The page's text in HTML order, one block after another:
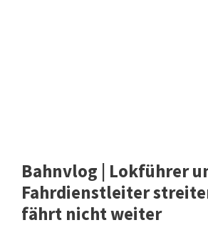
Bahnvlog | Lokführer
Fahrdienstleiter
fährt nicht weiter